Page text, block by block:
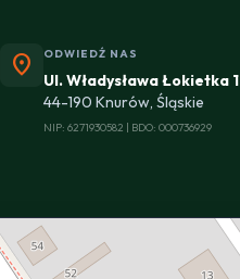
location_on ODWIEDŹ NAS
Ul. Władysława Łokietka 1
44-190 Knurów, Śląskie
NIP: 6271930582 | BDO: 000736929